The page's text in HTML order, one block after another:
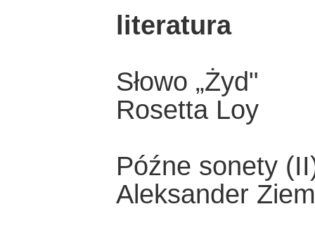
literatura
Słowo „Żyd"
Rosetta Loy
Późne sonety
Aleksander